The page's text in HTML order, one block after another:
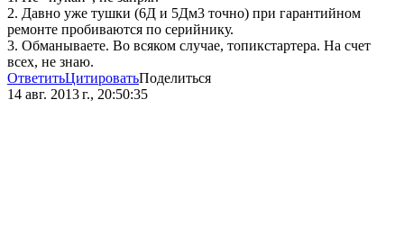
2. Давно уже тушки (6Д и 5Дм3 точно) при гарантийном
ремонте пробиваются по серийнику.
3. Обманываете. Во всяком случае, топикстартера. На счет
всех, не знаю.
ОтветитьЦитироватьПоделиться
14 авг. 2013 г., 20:50:35